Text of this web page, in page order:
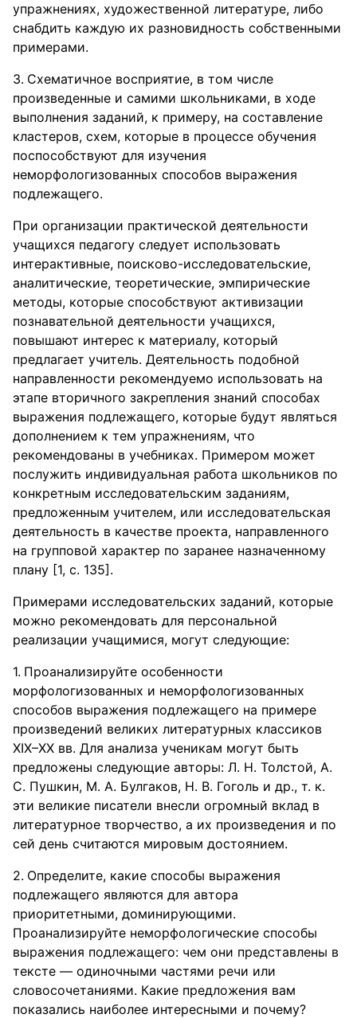
упражнениях, художественной литературе, либо
снабдить каждую их разновидность собственными
примерами.
Схематичное восприятие, в том числе
произведенные и самими школьниками, в ходе
выполнения заданий, к примеру, на составление
кластеров, схем, которые в процессе обучения
поспособствуют для изучения
неморфологизованных способов выражения
подлежащего.
При организации практической деятельности
учащихся педагогу следует использовать
интерактивные, поисково-исследовательские,
аналитические, теоретические, эмпирические
методы, которые способствуют активизации
познавательной деятельности учащихся,
повышают интерес к материалу, который
предлагает учитель. Деятельность подобной
направленности рекомендуемо использовать на
этапе вторичного закрепления знаний способах
выражения подлежащего, которые будут являться
дополнением к тем упражнениям, что
рекомендованы в учебниках. Примером может
послужить индивидуальная работа школьников по
конкретным исследовательским заданиям,
предложенным учителем, или исследовательская
деятельность в качестве проекта, направленного
на групповой характер по заранее назначенному
плану [1, с. 135].
Примерами исследовательских заданий, которые
можно рекомендовать для персональной
реализации учащимися, могут следующие:
Проанализируйте особенности
морфологизованных и неморфологизованных
способов выражения подлежащего на примере
произведений великих литературных классиков
XIX–XX вв. Для анализа ученикам могут быть
предложены следующие авторы: Л. Н. Толстой, А.
С. Пушкин, М. А. Булгаков, Н. В. Гоголь и др., т. к.
эти великие писатели внесли огромный вклад в
литературное творчество, а их произведения и по
сей день считаются мировым достоянием.
Определите, какие способы выражения
подлежащего являются для автора
приоритетными, доминирующими.
Проанализируйте неморфологические способы
выражения подлежащего: чем они представлены в
тексте — одиночными частями речи или
словосочетаниями. Какие предложения вам
показались наиболее интересными и почему?